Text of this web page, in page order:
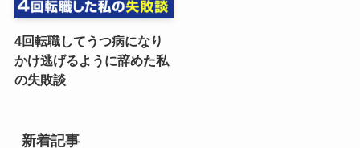
4回転職してうつ病になり
かけ逃げるように辞めた私
の失敗談
新着記事